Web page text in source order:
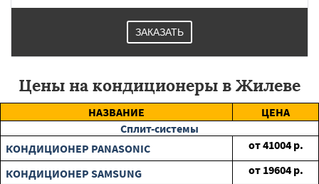
ЗАКАЗАТЬ
Цены на кондиционеры в Жилеве
НАЗВАНИЕ
ЦЕНА
Сплит-системы
КОНДИЦИОНЕР PANASONIC
от41004 р.
КОНДИЦИОНЕР SAMSUNG
от 19604 р.